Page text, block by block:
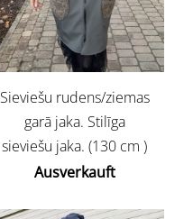
Sieviešu rudens/ziemas
garā jaka. Stilīga
sieviešu jaka. (130 cm )
Ausverkauft